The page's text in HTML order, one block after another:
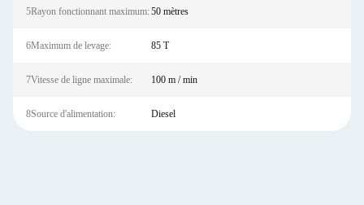
5Rayon fonctionnant maximum:50 mètres
6Maximum de levage: 85 T
7Vitesse de ligne maximale: 100 m / min
8Source d'alimentation: Diesel